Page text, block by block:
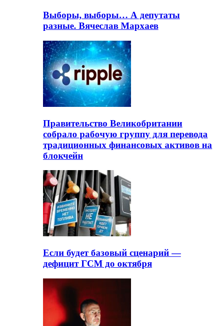
Выборы, выборы… А депутаты
разные. Вячеслав Мархаев
Правительство Великобритании
собрало рабочую группу для перевода
традиционных финансовых активов на
блокчейн
Если будет базовый сценарий —
дефицит ГСМ до октября